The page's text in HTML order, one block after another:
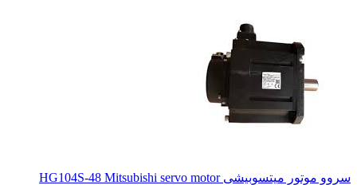
سروو موتور میتسوبیشی HG104S-48 Mitsubishi servo motor